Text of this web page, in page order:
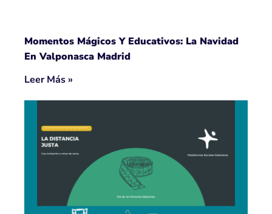
Momentos Mágicos Y Educativos: La Navidad
En Valponasca Madrid
Leer Más »